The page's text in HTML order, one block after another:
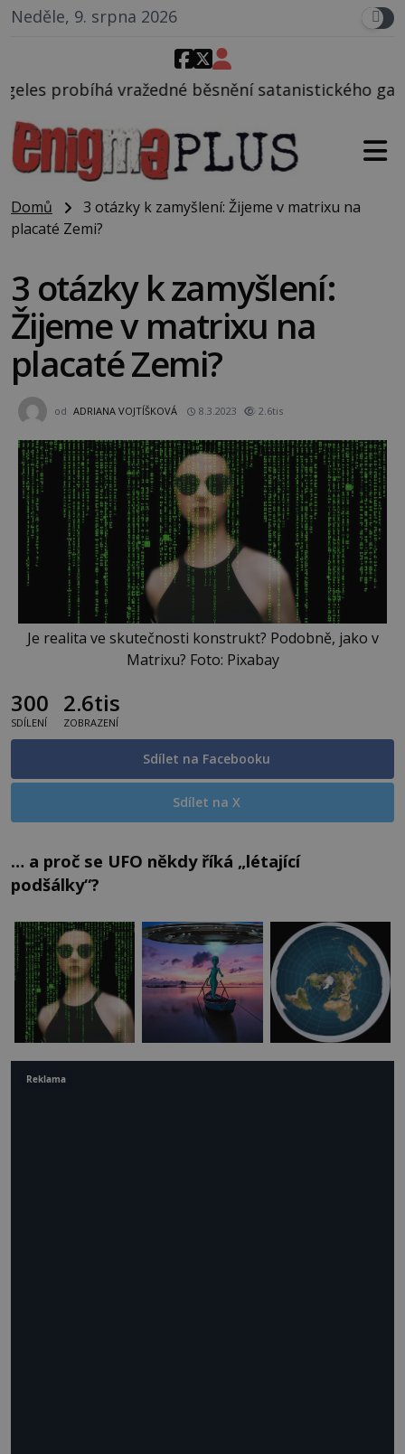
Neděle, 9. srpna 2026
běsnění satanistického gangu vedeného
Domů
3 otázky k zamyšlení: Žijeme v matrixu na
placaté Zemi?
3 otázky k zamyšlení:
Žijeme v matrixu na
placaté Zemi?
od ADRIANA VOJTÍŠKOVÁ 8.3.2023 2.6tis
Je realita ve skutečnosti konstrukt? Podobně, jako v
Matrixu? Foto: Pixabay
300
SDÍLENÍ
2.6tis
ZOBRAZENÍ
Sdílet na Facebooku
Sdílet na X
… a proč se UFO někdy říká „létající
podšálky“?
Reklama